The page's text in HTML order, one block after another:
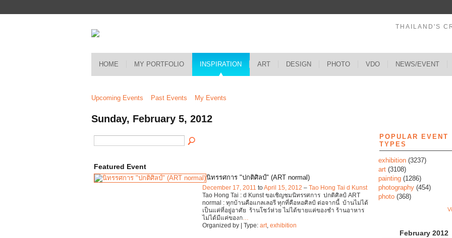
THAILAND'S
HOME MY PORTFOLIO INSPIRATION ART DESIGN PHOTO VDO NEWS/EVENT
Upcoming Events Past Events My Events
Sunday, February 5, 2012
Featured Event
นิทรรศการ "ปกติศิลป์" (ART normal)
December 17, 2011 toApril 15, 2012 – Tao Hong Tai d Kunst
Tao Hong Tai : d Kunst ขอเชิญชมนิทรรศการ ปกติศิลป์ ART
normal : ทุกบ้านคือแกลเลอรี ทุกที่คือหอศิลป์ ต่อจากนี้ บ้านไม่ได้
เป็นแค่ที่อยู่อาศัย ร้านโชว์ห่วย ไม่ได้ขายแค่ของชำ ร้านอาหาร
ไม่ได้มีแค่ของก
Organized by | Type: art exhibition
POPULAR EVENT
TYPES
exhibition (3237)
art (3108)
painting (1286)
photography (454)
photo (368)
February 2012